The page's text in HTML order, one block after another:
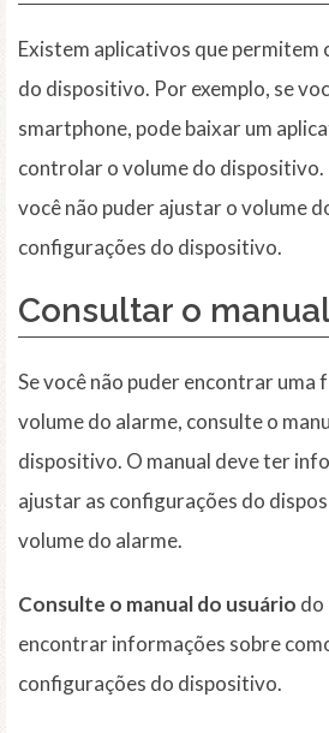
Existem aplicativos que
do dispositivo. Por exemplo, se
smartphone, pode baixar um
controlar o volume do dispositivo.
você não puder ajustar o volume
configurações do dispositivo.
Consultar o
Se você não puder encontrar uma
volume do alarme, consulte o
dispositivo. O manual deve ter
ajustar as configurações do
volume do alarme.
Consulte o manual do usuário do
encontrar informações sobre
configurações do dispositivo.